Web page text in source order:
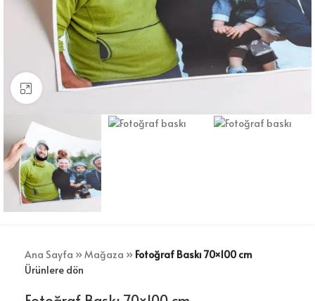
Büyütmek için tıklayın
Ana Sayfa »Mağaza » Fotoğraf Baskı 70×100 cm
Ürünlere dön